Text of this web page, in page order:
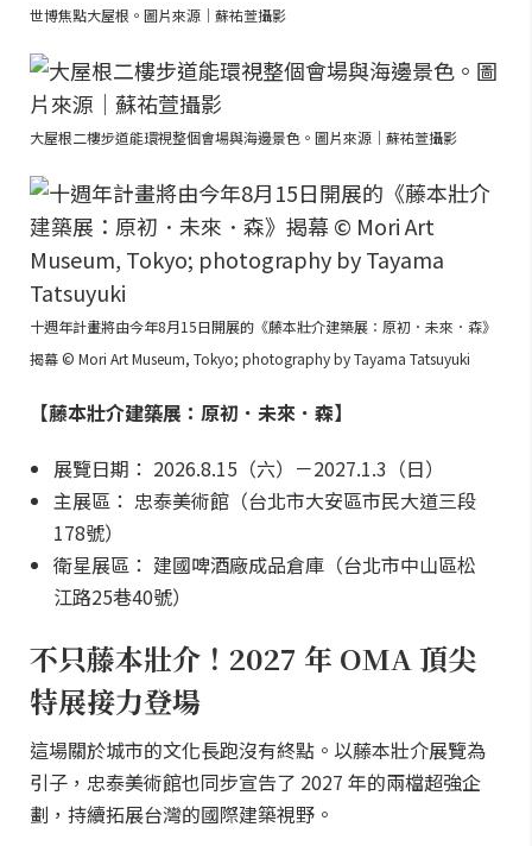
世博焦點大屋根。圖片來源｜蘇祐萱攝影
大屋根二樓步道能環視整個會場與海邊景色。圖片來源｜蘇祐萱攝影
十週年計畫將由今年8月15日開展的《藤本壯介建築展：原初．未來．森》
揭幕 © Mori Art Museum, Tokyo; photography by Tayama Tatsuyuki
【藤本壯介建築展：原初．未來．森】
展覽日期： 2026.8.15（六）－2027.1.3（日）
主展區： 忠泰美術館（台北市大安區市民大道三段
178號）
衛星展區： 建國啤酒廠成品倉庫（台北市中山區松
江路25巷40號）
不只藤本壯介！2027 年 OMA 頂尖
特展接力登場
這場關於城市的文化長跑沒有終點。以藤本壯介展覽為
引子，忠泰美術館也同步宣告了 2027 年的兩檔超強企
劃，持續拓展台灣的國際建築視野。